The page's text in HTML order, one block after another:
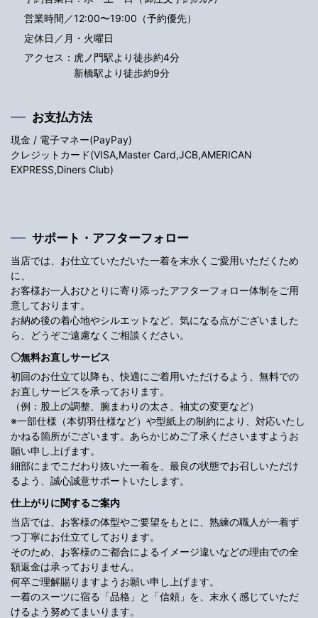
営業時間／12:00〜19:00（予約優先）
定休日／月・火曜日
アクセス： 虎ノ門駅より徒歩約4分
新橋駅より徒歩約9分
お支払方法
現金 / 電子マネー(PayPay)
クレジットカード(VISA,Master Card,JCB,AMERICAN
EXPRESS,Diners Club)
サポート・アフターフォロー
当店では、お仕立ていただいた一着を末永くご愛用いただくため
に、
お客様お一人おひとりに寄り添ったアフターフォロー体制をご用
意しております。
お納め後の着心地やシルエットなど、気になる点がございました
ら、どうぞご遠慮なくご相談ください。
〇無料お直しサービス
初回のお仕立て以降も、快適にご着用いただけるよう、無料での
お直しサービスを承っております。
（例：股上の調整、腕まわりの太さ、袖丈の変更など）
※一部仕様（本切羽仕様など）や型紙上の制約により、対応いたし
かねる箇所がございます。あらかじめご了承くださいますようお
願い申し上げます。
細部にまでこだわり抜いた一着を、最良の状態でお召しいただけ
るよう、誠心誠意サポートいたします。
仕上がりに関するご案内
当店では、お客様の体型やご要望をもとに、熟練の職人が一着ず
つ丁寧にお仕立てしております。
そのため、お客様のご都合によるイメージ違いなどの理由での全
額返金は承っておりません。
何卒ご理解賜りますようお願い申し上げます。
一着のスーツに宿る「品格」と「信頼」を、末永く感じていただ
けるよう努めてまいります。